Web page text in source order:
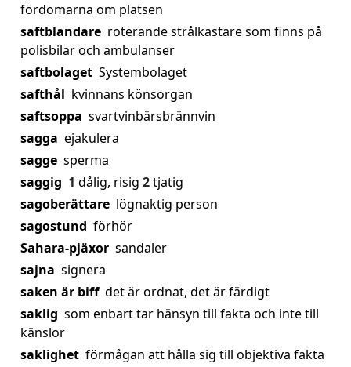
fördomarna om platsen
saftblandare roterande strålkastare som finns på
polisbilar och ambulanser
saftbolaget Systembolaget
safthål kvinnans könsorgan
saftsoppa svartvinbärsbrännvin
sagga ejakulera
sagge sperma
saggig 1 dålig, risig 2tjatig
sagoberättare lögnaktig person
sagostund förhör
Sahara-pjäxor sandaler
sajna signera
saken är biff det är ordnat, det är färdigt
saklig som enbart tar hänsyn till fakta och inte till
känslor
saklighet förmågan att hålla sig till objektiva fakta